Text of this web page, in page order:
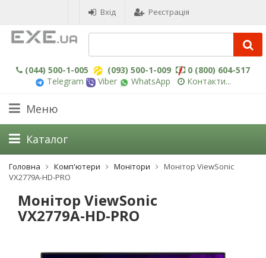
Вхід Реєстрація
(044) 500-1-005 (093) 500-1-009
0 (800) 604-517
Telegram
Viber WhatsApp Контакти...
Меню
Головна Комп'ютери Монітори
Монітор ViewSonic
VX2779A-HD-PRO
Монітор ViewSonic
VX2779A-HD-PRO
Каталог